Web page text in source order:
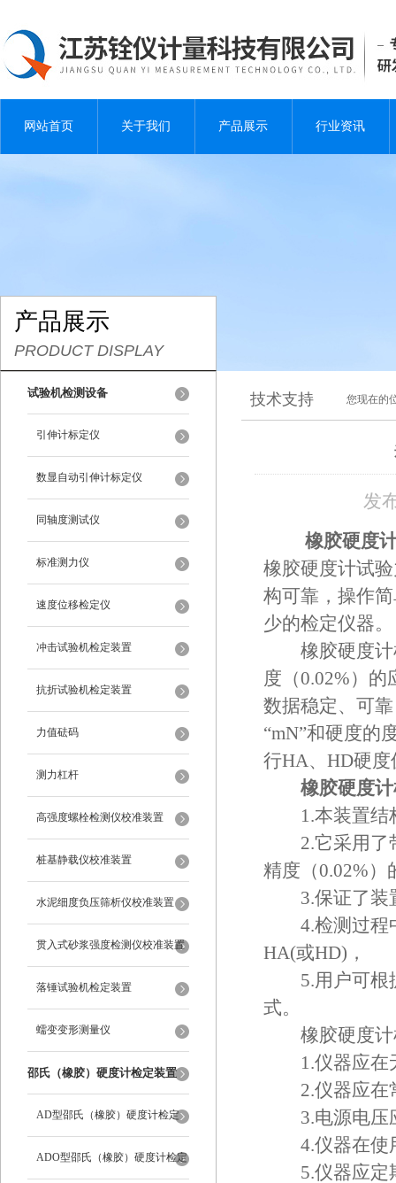
网站首页 关于我们 产品展示 行业资讯
产品展示
PRODUCT DISPLAY
试验机检测设备
引伸计标定仪
数显自动引伸计标定仪
同轴度测试仪
标准测力仪
速度位移检定仪
冲击试验机检定装置
抗折试验机检定装置
力值砝码
测力杠杆
高强度螺栓检测仪校准装置
桩基静载仪校准装置
水泥细度负压筛析仪校准装置
贯入式砂浆强度检测仪校准装置
落锤试验机检定装置
蠕变变形测量仪
邵氏（橡胶）硬度计检定装置
AD型邵氏（橡胶）硬度计检定
装置
ADO型邵氏（橡胶）硬度计检定
技术支持 您现在的
发
橡胶硬度
橡胶硬度计试
构可靠，操作
少的检定仪器。
橡胶硬度计检
度（0.02%）
数据稳定、可
“mN”和硬度的
行HA、HD硬度
橡胶硬度
1.本装置结构
2.它采用了带
精度（0.02%）
3.保证了装置
4.检测过程中
HA(或HD)，
5.用户可根据
式。
橡胶硬度计
1.仪器应在无
2.仪器应在
3.电源电压应
4.仪器在使
5.仪器应定期